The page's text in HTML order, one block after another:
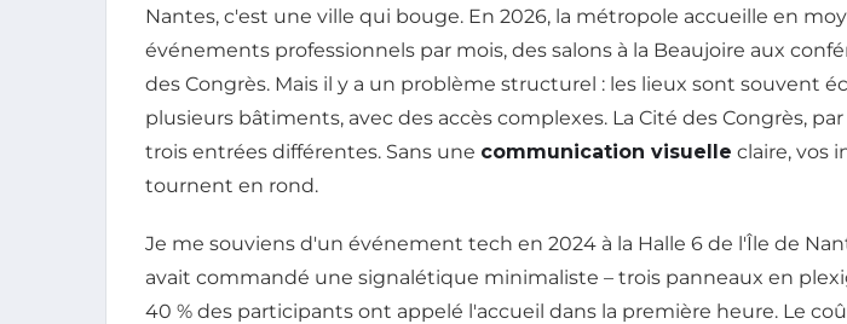
Nantes, c'est une ville qui bouge. En 2026, la métropole accueille en
événements professionnels par mois, des salons à la Beaujoire aux
des Congrès. Mais il y a un problème structurel : les lieux sont souvent
plusieurs bâtiments, avec des accès complexes. La Cité des Congrès, par
trois entrées différentes. Sans une communication visuelle claire, vos
tournent en rond.
Je me souviens d'un événement tech en 2024 à la Halle 6 de l'Île de
avait commandé une signalétique minimaliste – trois panneaux en
40 % des participants ont appelé l'accueil dans la première heure. Le